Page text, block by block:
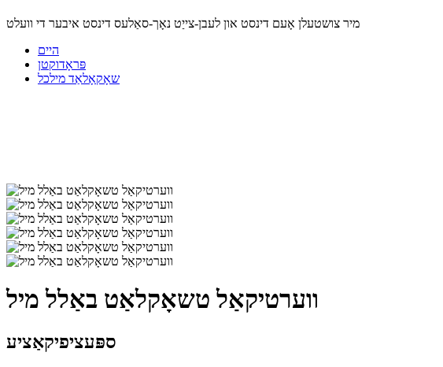
מיר צושטעלן אָעם דינסט און לעבן-צייַט נאָך-סאַלעס דינסט איבער די וועלט
היים
פּראָדוקטן
שאָקאָלאַד מילכל
ווערטיקאַל טשאָקלאַט באַלל מיל
ספּעציפיקאַציע